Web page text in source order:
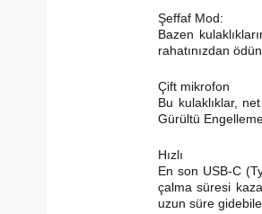
Şeffaf Mod:
Bazen
rahatınızdan
Çift mikrofon
Bu kulaklıklar,
Gürültü
Hızlı
En son USB-C
çalma süresi
uzun süre